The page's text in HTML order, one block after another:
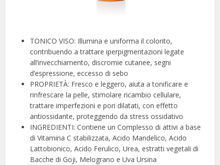
TONICO VISO: Illumina e uniforma il colorito,
contribuendo a trattare iperpigmentazioni legate
all’invecchiamento, discromie cutanee, segni
d’espressione, eccesso di sebo
PROPRIETÀ: Fresco e leggero, aiuta a tonificare e
rinfrescare la pelle, stimolare ricambio cellulare,
trattare imperfezioni e pori dilatati, con effetto
antiossidante, proteggendo da stress ossidativo
INGREDIENTI: Contiene un Complesso di attivi a base
di Vitamina C stabilizzata, Acido Mandelico, Acido
Lattobionico, Acido Ferulico, Urea, estratti vegetali di
Bacche di Goji, Melograno e Uva Ursina